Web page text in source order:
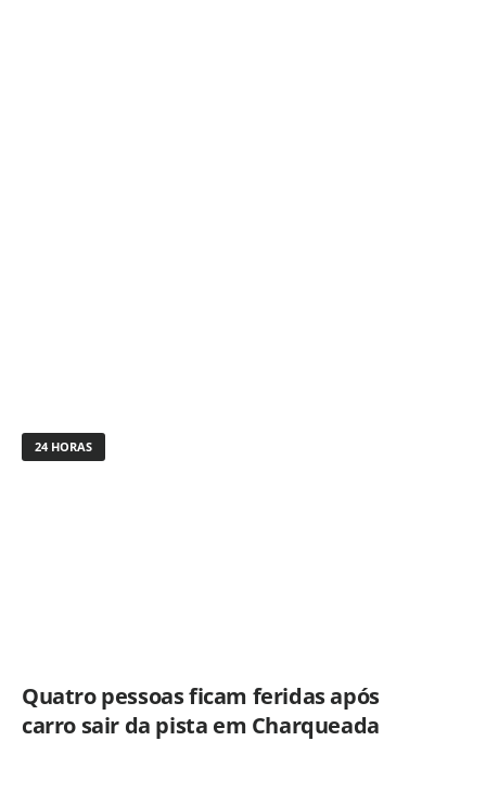
24 HORAS
Quatro pessoas ficam feridas após
carro sair da pista em Charqueada